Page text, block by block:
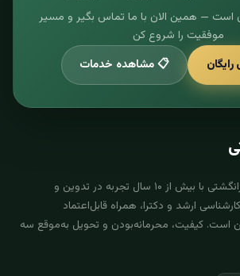
است — همین الان با ما تماس بگیر و مسیر
موفقیت را شروع کن
📋 مشاهده خدمات
موسسه پژوهشی سبزانگشتی با بیش از ۱۰ سال تجربه در تدوین و
ارشد و دکترا، همراه قابل‌اعتماد
است. کیفیت، محرمانه‌بودن و تحویل به‌موقع سه